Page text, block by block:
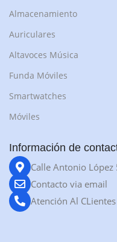
Almacenamiento
Auriculares
Altavoces Música
Funda Móviles
Smartwatches
Móviles
Información de
Calle Antonio
Contacto via email
Atención Al CLientes